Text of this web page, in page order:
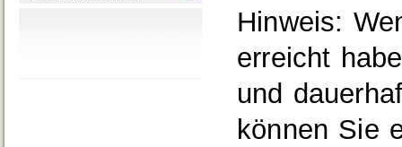
Hinweis:
erreicht
und
können Sie